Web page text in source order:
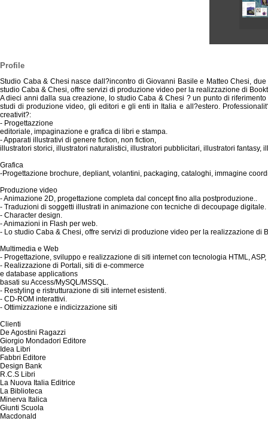
Profile
Studio Caba & Chesi nasce dall?incontro di Giovanni Basile e Matteo Chesi,
studio Caba & Chesi, offre servizi di produzione video per la realizzazione di
A dieci anni dalla sua creazione, lo studio Caba & Chesi ? un punto di
studi di produzione video, gli editori e gli enti in Italia e all?estero.
creativit?:
- Progettazzione
editoriale, impaginazione e grafica di libri e stampa.
- Apparati illustrativi di genere fiction, non fiction,
illustratori storici, illustratori naturalistici, illustratori pubblicitari, illustratori fantasy,
Grafica
-Progettazione brochure, depliant, volantini, packaging, cataloghi, immagine
Produzione video
- Animazione 2D, progettazione completa dal concept fino alla postproduzione..
- Traduzioni di soggetti illustrati in animazione con tecniche di decoupage digitale.
- Character design.
- Animazioni in Flash per web.
- Lo studio Caba & Chesi, offre servizi di produzione video per la realizzazione di
Multimedia e Web
- Progettazione, sviluppo e realizzazione di siti internet con tecnologia HTML, ASP,
- Realizzazione di Portali, siti di e-commerce
e database applications
basati su Access/MySQL/MSSQL.
- Restyling e ristrutturazione di siti internet esistenti.
- CD-ROM interattivi.
- Ottimizzazione e indicizzazione siti
Clienti
De Agostini Ragazzi
Giorgio Mondadori Editore
Idea Libri
Fabbri Editore
Design Bank
R.C.S Libri
La Nuova Italia Editrice
La Biblioteca
Minerva Italica
Giunti Scuola
Macdonald